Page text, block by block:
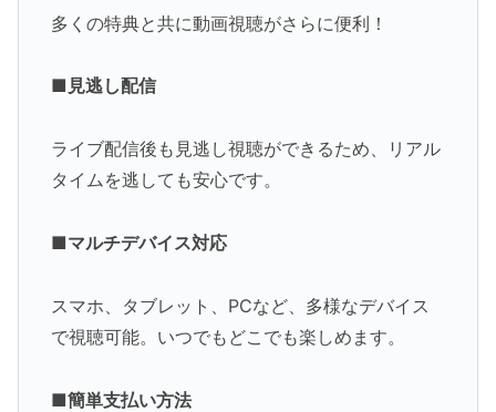
多くの特典と共に動画視聴がさらに便利！
■見逃し配信
ライブ配信後も見逃し視聴ができるため、リアル
タイムを逃しても安心です。
■マルチデバイス対応
スマホ、タブレット、PCなど、多様なデバイス
で視聴可能。いつでもどこでも楽しめます。
■簡単支払い方法